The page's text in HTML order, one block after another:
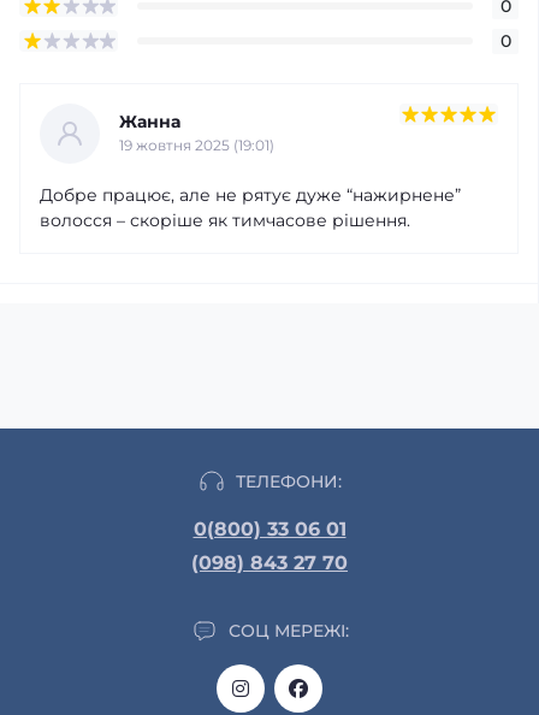
0
0
Жанна
19 жовтня 2025 (19:01)
Добре працює, але не рятує дуже “нажирнене”
волосся – скоріше як тимчасове рішення.
ТЕЛЕФОНИ:
0(800) 33 06 01
(098) 843 27 70
СОЦ МЕРЕЖІ: